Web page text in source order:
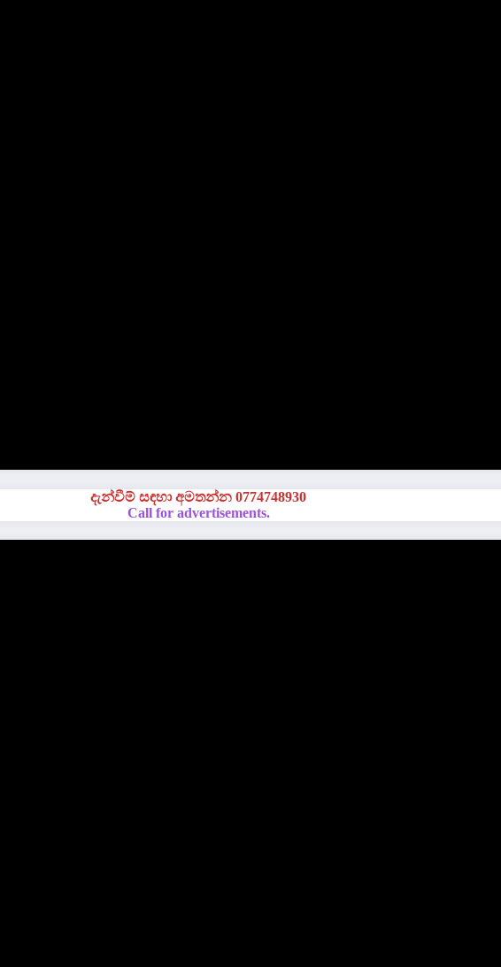
දැන්වීම් සඳහා අමතන්න 0774748930
Call for advertisements.